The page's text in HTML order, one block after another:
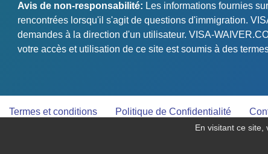
Avis de non-responsabilité: Les informations fournies
rencontrées lorsqu'il s'agit de questions d'immigration.
demandes à la direction d'un utilisateur. VISA-
votre accès et utilisation de ce site est soumis à des
Termes et conditions Politique de Confidentialité
En visitant ce site,